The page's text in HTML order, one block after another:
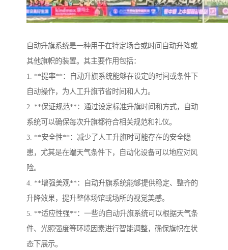
自动升旗系统是一种用于在特定场合或时间自动升降或
其他旗帜的装置。其主要作用包括：
1. **提率**：自动升旗系统能够在设定的时间或条件下
自动操作，为人工升旗节省时间和人力。
2. **保证规范**：通过设定标准升旗时间和方式，自动
系统可以确保每次升旗都符合相关规范和礼仪。
3. **安全性**：减少了人工升旗时可能存在的安全隐
患，尤其是在端天气条件下，自动化设备可以地应对风
险。
4. **增强美观**：自动升旗系统能够提供稳定、整齐的
升降效果，提升整体场馆或场所的视觉美感。
5. **适应性强**：一些的自动升旗系统可以根据天气条
件、光照强度等环境因素进行智能调整，确保旗帜在状
态下展示。